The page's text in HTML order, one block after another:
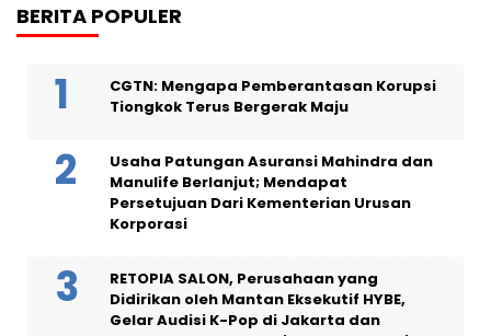
BERITA POPULER
CGTN: Mengapa Pemberantasan Korupsi
Tiongkok Terus Bergerak Maju
Usaha Patungan Asuransi Mahindra dan
Manulife Berlanjut; Mendapat
Persetujuan Dari Kementerian Urusan
Korporasi
RETOPIA SALON, Perusahaan yang
Didirikan oleh Mantan Eksekutif HYBE,
Gelar Audisi K-Pop di Jakarta dan